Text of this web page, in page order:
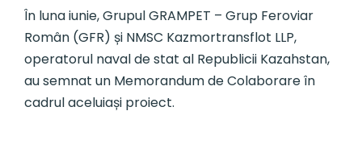
În luna iunie, Grupul GRAMPET – Grup Feroviar
Român (GFR) și NMSC Kazmortransflot LLP,
operatorul naval de stat al Republicii Kazahstan,
au semnat un Memorandum de Colaborare în
cadrul aceluiași proiect.